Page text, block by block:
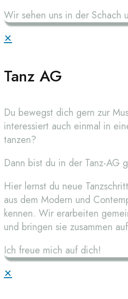
Wir sehen uns in der Schach
✕
Tanz AG
Du bewegst dich gern zur
interessiert auch einmal in
tanzen?
Dann bist du in der Tanz-AG
Hier lernst du neue
aus dem Modern und
kennen. Wir erarbeiten
und bringen sie zusammen
Ich freue mich auf dich!
✕